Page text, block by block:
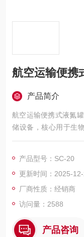
航空运输便携
产品简介
航空运输便携式液氮
储设备，核心用于生
环境的物资运输，内
液氮吸收体，可避免
技术创新解决了传统
些列运输中的危险问题
产品型号：SC-20
更新时间：2025-
厂商性质：经销商
访问量：2588
产品咨询